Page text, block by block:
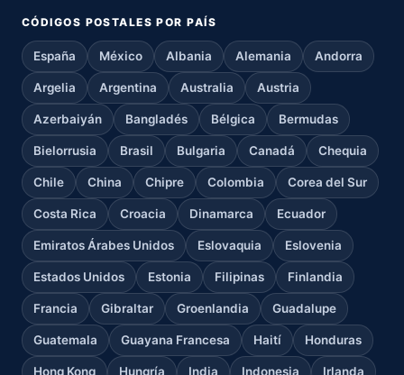
CÓDIGOS POSTALES POR PAÍS
España México Albania Alemania Andorra
Argelia Argentina Australia Austria
Azerbaiyán Bangladés Bélgica Bermudas
Bielorrusia Brasil Bulgaria Canadá Chequia
Chile China Chipre Colombia Corea del Sur
Costa Rica Croacia Dinamarca Ecuador
Emiratos Árabes Unidos Eslovaquia Eslovenia
Estados Unidos Estonia Filipinas Finlandia
Francia Gibraltar Groenlandia Guadalupe
Guatemala Guayana Francesa Haití Honduras
Hong Kong Hungría India Indonesia Irlanda